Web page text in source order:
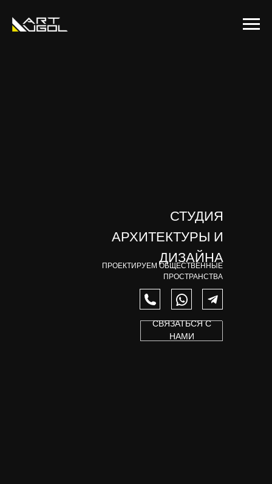
СТУДИЯ
АРХИТЕКТУРЫ И
ДИЗАЙНА
ПРОЕКТИРУЕМ ОБЩЕСТВЕННЫЕ
ПРОСТРАНСТВА
СВЯЗАТЬСЯ С
НАМИ